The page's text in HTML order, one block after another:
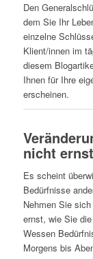
Den
dem Sie Ihr
einzelne
Klient/innen im
diesem
Ihnen für Ihre
erscheinen.
nicht
Es scheint
Bedürfnisse
Nehmen Sie
ernst, wie Sie
Wessen
Morgens bis